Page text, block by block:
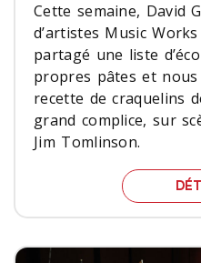
Cette semaine, David
d’artistes Music
partagé une liste
propres pâtes et nous
recette de craquelins
grand complice, sur
Jim Tomlinson.